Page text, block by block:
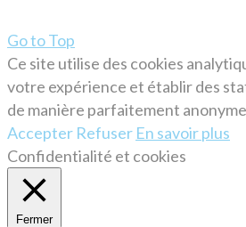
Go to Top
Ce site utilise des cookies
votre expérience et établir des
de manière parfaitement
Accepter Refuser En savoir plus
Confidentialité et cookies
Fermer